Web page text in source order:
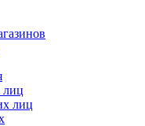
лиц
лиц